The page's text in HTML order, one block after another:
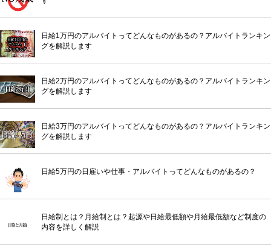
日給1万円のアルバイトってどんなものがあるの？アルバイトランキン
グを解説します
日給2万円のアルバイトってどんなものがあるの？アルバイトランキン
グを解説します
日給3万円のアルバイトってどんなものがあるの？アルバイトランキン
グを解説します
日給5万円の日雇いや仕事・アルバイトってどんなものがあるの？
日給制とは？月給制とは？起源や日給最低額や月給最低額など制度の
内容を詳しく解説